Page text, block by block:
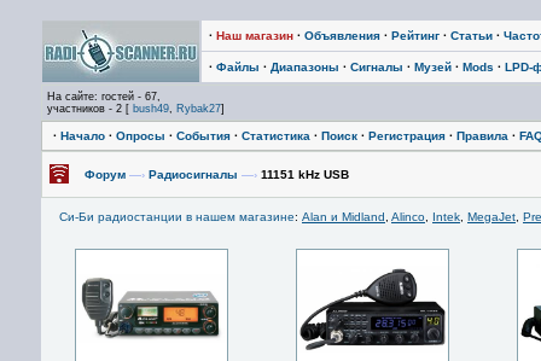
· Наш магазин · Объявления · Рейтинг · Статьи ·
· Файлы · Диапазоны · Сигналы · Музей · Mods · LPD-
На сайте: гостей - 67,
участников - 2 [ bush49, Rybak27]
· Начало · Опросы · События · Статистика · Поиск · Регистрация · Правила ·
Форум —› Радиосигналы —› 11151 kHz USB
Си-Би радиостанции в нашем магазине: Alan и Midland Alinco Intek MegaJet